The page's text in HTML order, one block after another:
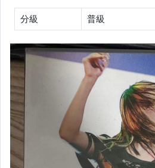
分級 普級